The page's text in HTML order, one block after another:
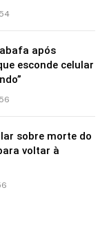
após
esconde celular
sobre morte do
voltar à